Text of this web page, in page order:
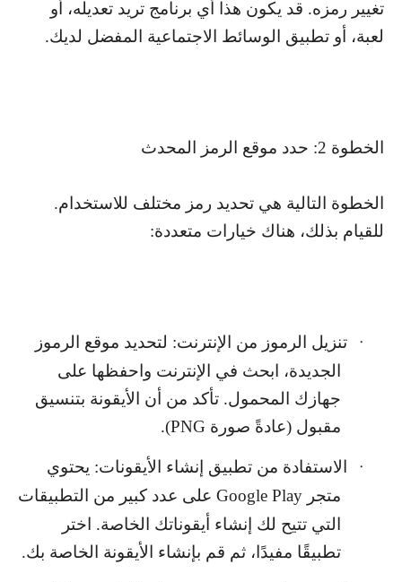
تغيير رمزه. قد يكون هذا أي برنامج تريد تعديله، أو
لعبة، أو تطبيق الوسائط الاجتماعية المفضل لديك.
الخطوة 2: حدد موقع الرمز المحدث
الخطوة التالية هي تحديد رمز مختلف للاستخدام.
للقيام بذلك، هناك خيارات متعددة:
·
تنزيل الرموز من الإنترنت: لتحديد موقع الرموز
الجديدة، ابحث في الإنترنت واحفظها على
جهازك المحمول. تأكد من أن الأيقونة بتنسيق
مقبول (عادةً صورة PNG
).
·
الاستفادة من تطبيق إنشاء الأيقونات: يحتوي
متجر Google Play على عدد كبير من التطبيقات
التي تتيح لك إنشاء أيقوناتك الخاصة. اختر
تطبيقًا مفيدًا، ثم قم بإنشاء الأيقونة الخاصة بك.